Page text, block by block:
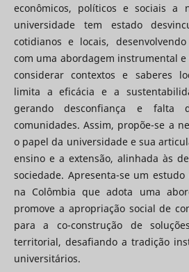
econômicos, políticos e sociais a
universidade tem estado
cotidianos e locais,
com uma abordagem instrumental e
considerar contextos e saberes
limita a eficácia e a
gerando desconfiança e falta
comunidades. Assim, propõe-se a
o papel da universidade e sua
ensino e a extensão, alinhada às
sociedade. Apresenta-se um
na Colômbia que adota uma
promove a apropriação social de
para a co-construção de
territorial, desafiando a tradição
universitários.